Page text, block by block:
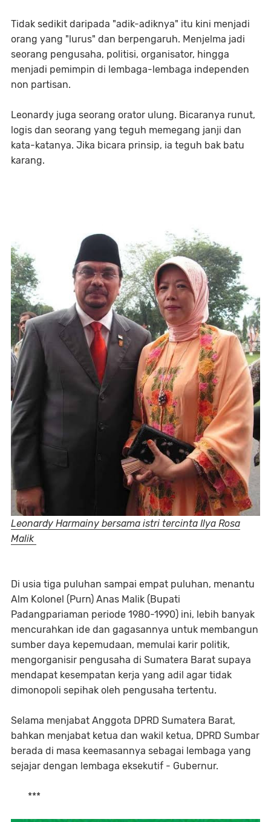
Tidak sedikit daripada "adik-adiknya" itu kini menjadi
orang yang "lurus" dan berpengaruh. Menjelma jadi
seorang pengusaha, politisi, organisator, hingga
menjadi pemimpin di lembaga-lembaga independen
non partisan.
Leonardy juga seorang orator ulung. Bicaranya runut,
logis dan seorang yang teguh memegang janji dan
kata-katanya. Jika bicara prinsip, ia teguh bak batu
karang.
Leonardy Harmainy bersama istri tercinta Ilya Rosa
Malik
Di usia tiga puluhan sampai empat puluhan, menantu
Alm Kolonel (Purn) Anas Malik (Bupati
Padangpariaman periode 1980-1990) ini, lebih banyak
mencurahkan ide dan gagasannya untuk membangun
sumber daya kepemudaan, memulai karir politik,
mengorganisir pengusaha di Sumatera Barat supaya
mendapat kesempatan kerja yang adil agar tidak
dimonopoli sepihak oleh pengusaha tertentu.
Selama menjabat Anggota DPRD Sumatera Barat,
bahkan menjabat ketua dan wakil ketua, DPRD Sumbar
berada di masa keemasannya sebagai lembaga yang
sejajar dengan lembaga eksekutif - Gubernur.
***